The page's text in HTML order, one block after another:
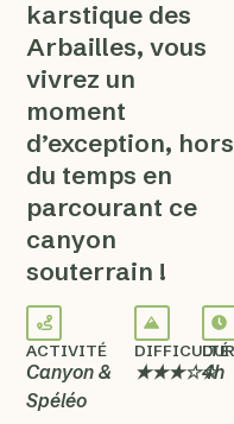
karstique des
Arbailles, vous
vivrez un
moment
d’exception, hors
du temps en
parcourant ce
canyon
souterrain !
ACTIVITÉ
Canyon &
Spéléo
DIFFICULTÉ
★★★☆☆
4h